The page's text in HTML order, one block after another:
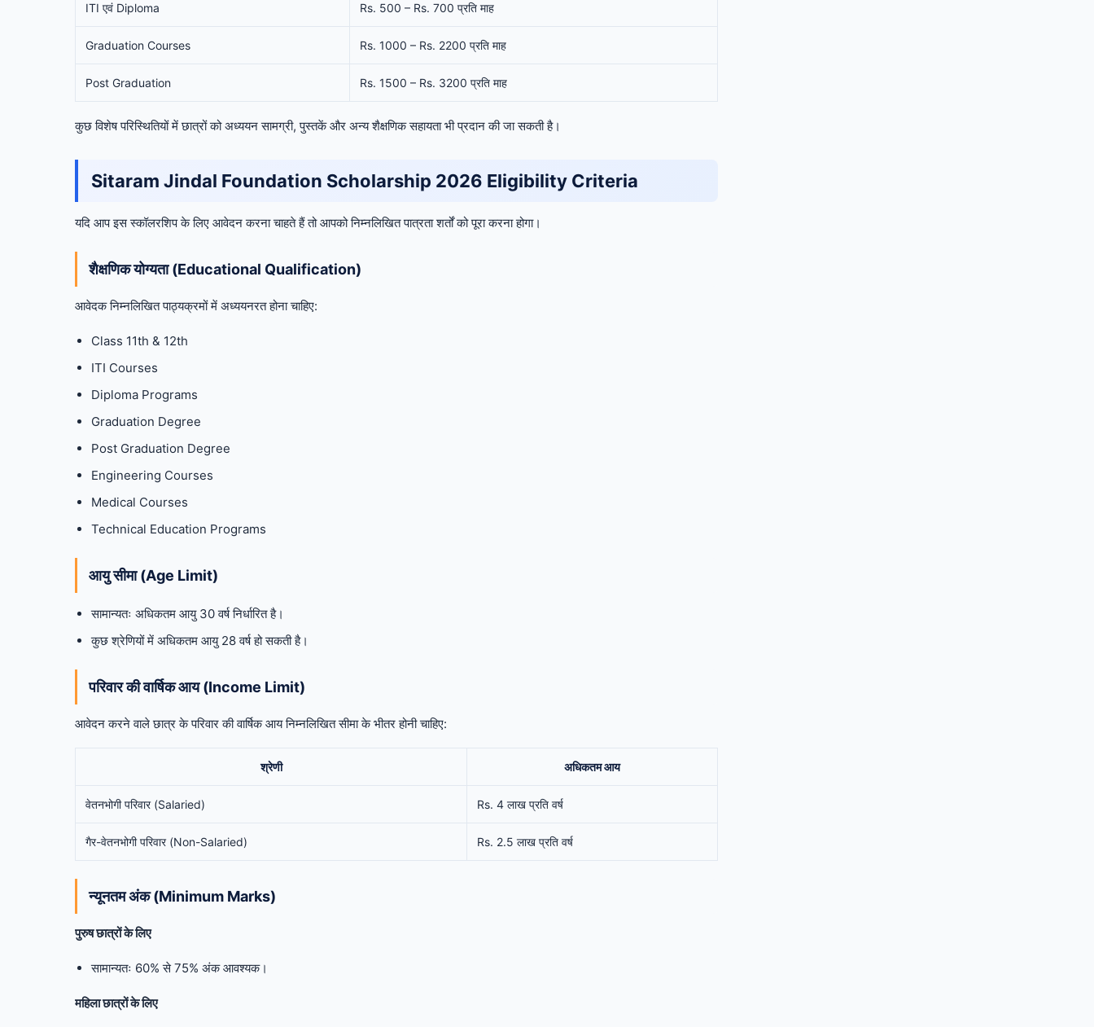
ITI एवं Diploma Rs. 500 – Rs. 700 प्रति माह
Graduation Courses Rs. 1000 – Rs. 2200 प्रति माह
Post Graduation Rs. 1500 – Rs. 3200 प्रति माह
कुछ विशेष परिस्थितियों में छात्रों को अध्ययन सामग्री, पुस्तकें और अन्य शैक्षणिक सहायता भी प्रदान की जा सकती है।
Sitaram Jindal Foundation Scholarship 2026 Eligibility Criteria
यदि आप इस स्कॉलरशिप के लिए आवेदन करना चाहते हैं तो आपको निम्नलिखित पात्रता शर्तों को पूरा करना होगा।
शैक्षणिक योग्यता (Educational Qualification)
आवेदक निम्नलिखित पाठ्यक्रमों में अध्ययनरत होना चाहिए:
Class 11th & 12th
ITI Courses
Diploma Programs
Graduation Degree
Post Graduation Degree
Engineering Courses
Medical Courses
Technical Education Programs
आयु सीमा (Age Limit)
सामान्यतः अधिकतम आयु 30 वर्ष निर्धारित है।
कुछ श्रेणियों में अधिकतम आयु 28 वर्ष हो सकती है।
परिवार की वार्षिक आय (Income Limit)
आवेदन करने वाले छात्र के परिवार की वार्षिक आय निम्नलिखित सीमा के भीतर होनी चाहिए:
श्रेणी अधिकतम आय
वेतनभोगी परिवार (Salaried) Rs. 4 लाख प्रति वर्ष
गैर-वेतनभोगी परिवार (Non-Salaried) Rs. 2.5 लाख प्रति वर्ष
न्यूनतम अंक (Minimum Marks)
पुरुष छात्रों के लिए
सामान्यतः 60% से 75% अंक आवश्यक।
महिला छात्रों के लिए